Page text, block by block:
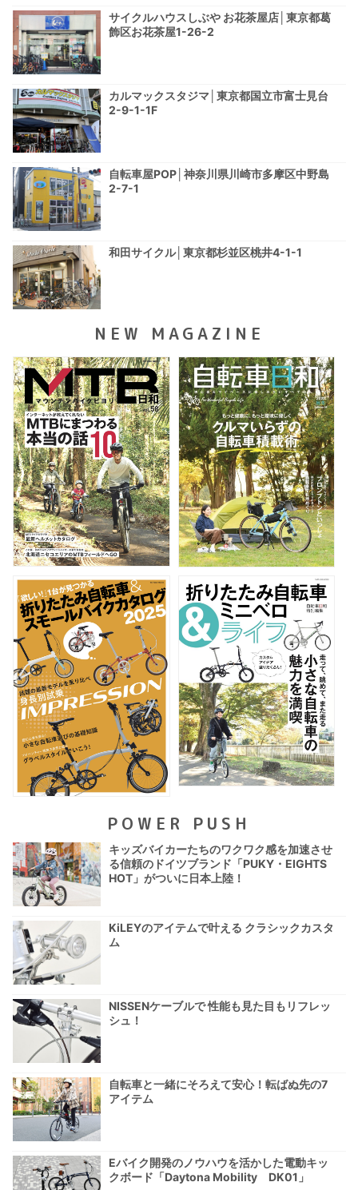
サイクルハウスしぶや お花茶屋店│東京都葛
飾区お花茶屋1-26-2
カルマックスタジマ│東京都国立市富士見台
2-9-1-1F
自転車屋POP│神奈川県川崎市多摩区中野島
2-7-1
和田サイクル│東京都杉並区桃井4-1-1
NEW MAGAZINE
POWER PUSH
キッズバイカーたちのワクワク感を加速させ
る信頼のドイツブランド「PUKY・EIGHTS
HOT」がついに日本上陸！
KiLEYのアイテムで叶える クラシックカスタ
ム
NISSENケーブルで 性能も見た目もリフレッ
シュ！
自転車と一緒にそろえて安心！転ばぬ先の7
アイテム
Eバイク開発のノウハウを活かした電動キッ
クボード「Daytona Mobility DK01」